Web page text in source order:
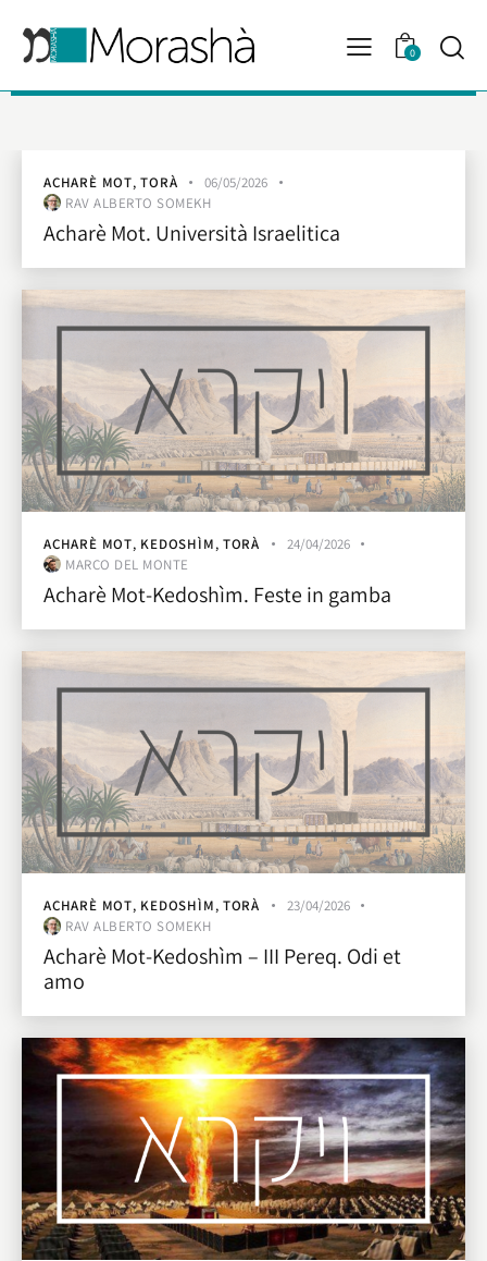
0
ACHARÈ MOT,TORÀ
06/05/2026
RAV ALBERTO SOMEKH
Acharè Mot. Università Israelitica
ACHARÈ MOT, KEDOSHÌM, TORÀ
24/04/2026
MARCO DEL MONTE
Acharè Mot-Kedoshìm. Feste in gamba
ACHARÈ MOT, KEDOSHÌM, TORÀ
23/04/2026
RAV ALBERTO SOMEKH
Acharè Mot-Kedoshìm – III Pereq. Odi et
amo